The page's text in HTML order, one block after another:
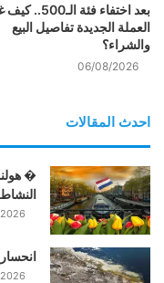
بعد اختفاء فئة
العملة الجديدة تفاصيل البيع
والشراء؟
06/08/2026
احدث المقالات
�